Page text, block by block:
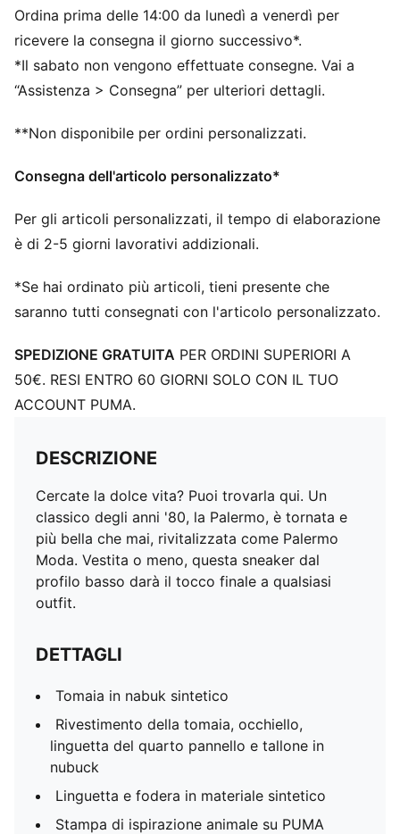
Ordina prima delle 14:00 da lunedì a venerdì per
ricevere la consegna il giorno successivo*.
*Il sabato non vengono effettuate consegne. Vai a
“Assistenza > Consegna” per ulteriori dettagli.
**Non disponibile per ordini personalizzati.
Consegna dell'articolo personalizzato*
Per gli articoli personalizzati, il tempo di elaborazione
è di 2-5 giorni lavorativi addizionali.
*Se hai ordinato più articoli, tieni presente che
saranno tutti consegnati con l'articolo personalizzato.
SPEDIZIONE GRATUITA PER ORDINI SUPERIORI A
50€. RESI ENTRO 60 GIORNI SOLO CON IL TUO
ACCOUNT PUMA.
DESCRIZIONE
Cercate la dolce vita? Puoi trovarla qui. Un
classico degli anni '80, la Palermo, è tornata e
più bella che mai, rivitalizzata come Palermo
Moda. Vestita o meno, questa sneaker dal
profilo basso darà il tocco finale a qualsiasi
outfit.
DETTAGLI
Tomaia in nabuk sintetico
Rivestimento della tomaia, occhiello,
linguetta del quarto pannello e tallone in
nubuck
Linguetta e fodera in materiale sintetico
Stampa di ispirazione animale su PUMA